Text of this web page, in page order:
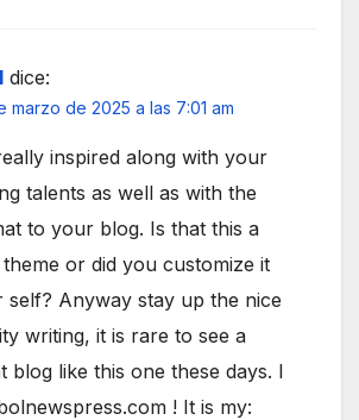
dice:
marzo de 2025 a las 7:01 am
inspired along with your
talents as well as with the
to your blog. Is that this a
theme or did you customize it
self? Anyway stay up the nice
writing, it is rare to see a
blog like this one these days. I
! It is my: